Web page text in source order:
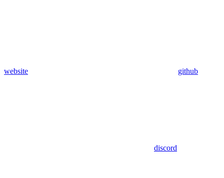
website github
discord